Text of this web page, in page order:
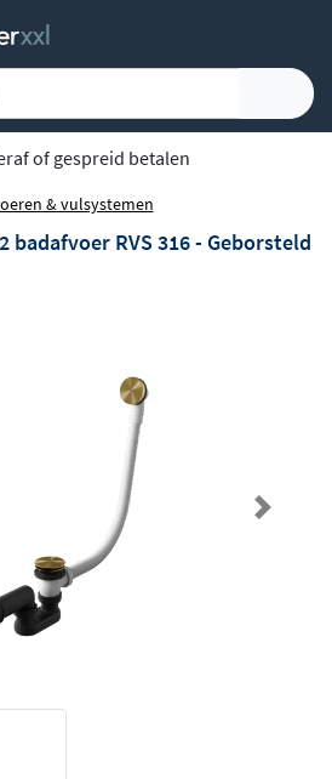
of gespreid betalen
& vulsystemen
badafvoer RVS 316 - Geborsteld
Next